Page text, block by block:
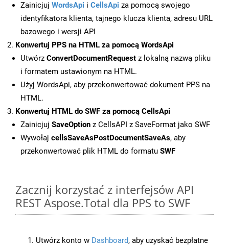
Zainicjuj WordsApi i CellsApi za pomocą swojego
identyfikatora klienta, tajnego klucza klienta, adresu URL
bazowego i wersji API
Konwertuj PPS na HTML za pomocą WordsApi
Utwórz ConvertDocumentRequest z lokalną nazwą pliku
i formatem ustawionym na HTML.
Użyj WordsApi, aby przekonwertować dokument PPS na
HTML.
Konwertuj HTML do SWF za pomocą CellsApi
Zainicjuj SaveOption z CellsAPI z SaveFormat jako SWF
Wywołaj cellsSaveAsPostDocumentSaveAs, aby
przekonwertować plik HTML do formatu SWF
Zacznij korzystać z interfejsów API
REST Aspose.Total dla PPS to SWF
Utwórz konto w Dashboard, aby uzyskać bezpłatne